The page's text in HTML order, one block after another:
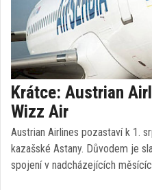
Krátce: Austrian
Wizz Air
Austrian Airlines pozastaví k 1.
kazašské Astany. Důvodem je
spojení v nadcházejících